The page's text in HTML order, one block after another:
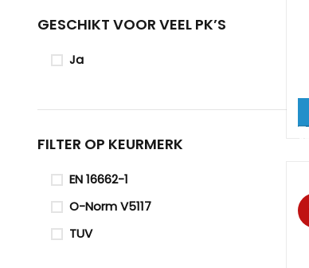
GESCHIKT VOOR VEEL PK’S
Ja
FILTER OP KEURMERK
EN 16662-1
O-Norm V5117
TUV